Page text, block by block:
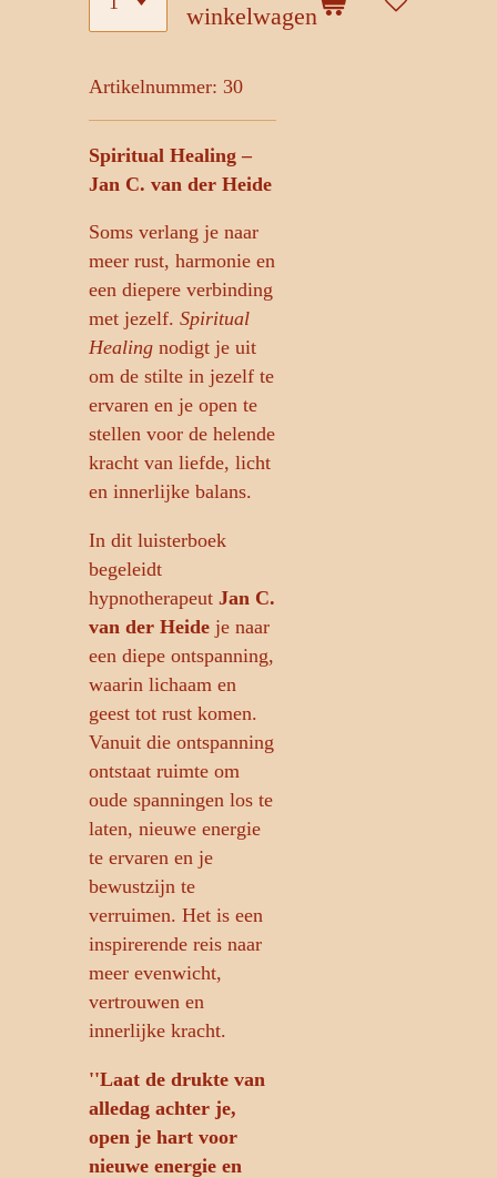
winkelwagen
Artikelnummer: 30
Spiritual Healing –
Jan C. van der Heide
Soms verlang je naar
meer rust, harmonie en
een diepere verbinding
met jezelf. Spiritual
Healing nodigt je uit
om de stilte in jezelf te
ervaren en je open te
stellen voor de helende
kracht van liefde, licht
en innerlijke balans.
In dit luisterboek
begeleidt
hypnotherapeut Jan C.
van der Heide je naar
een diepe ontspanning,
waarin lichaam en
geest tot rust komen.
Vanuit die ontspanning
ontstaat ruimte om
oude spanningen los te
laten, nieuwe energie
te ervaren en je
bewustzijn te
verruimen. Het is een
inspirerende reis naar
meer evenwicht,
vertrouwen en
innerlijke kracht.
''Laat de drukte van
alledag achter je,
open je hart voor
nieuwe energie en